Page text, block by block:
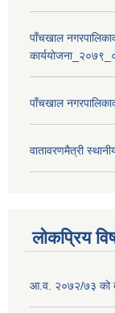
पाँचखाल
पाँचखाल
वातावरणमैत्री
लोकप्रिय
आ.व. २०७२/७३ को